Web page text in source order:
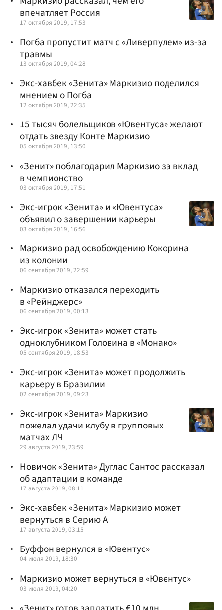
впечатляет Россия
17 октября 2019, 17:53
Погба пропустит матч с «Ливерпулем» из-за
травмы
13 октября 2019, 04:28
Экс-хавбек «Зенита» Маркизио поделился
мнением о Погба
12 октября 2019, 22:35
15 тысяч болельщиков «Ювентуса» желают
отдать звезду Конте Маркизио
05 октября 2019, 13:50
«Зенит» поблагодарил Маркизио за вклад
в чемпионство
03 октября 2019, 17:51
Экс-игрок «Зенита» и «Ювентуса»
объявил о завершении карьеры
03 октября 2019, 16:56
Маркизио рад освобождению Кокорина
из колонии
06 сентября 2019, 22:59
Маркизио отказался переходить
в «Рейнджерс»
06 сентября 2019, 00:13
Экс-игрок «Зенита» может стать
одноклубником Головина в «Монако»
05 сентября 2019, 18:53
Экс-игрок «Зенита» может продолжить
карьеру в Бразилии
02 сентября 2019, 09:23
Экс-игрок «Зенита» Маркизио
пожелал удачи клубу в групповых
матчах ЛЧ
29 августа 2019, 23:59
Новичок «Зенита» Дуглас Сантос рассказал
об адаптации в команде
17 августа 2019, 08:11
Экс-хавбек «Зенита» Маркизио может
вернуться в Серию А
17 августа 2019, 03:15
Буффон вернулся в «Ювентус»
04 июля 2019, 18:30
Маркизио может вернуться в «Ювентус»
03 июля 2019, 04:20